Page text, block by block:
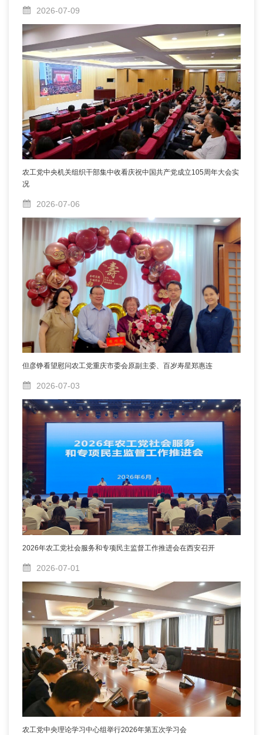
2026-07-09
农工党中央机关组织干部集中收看庆祝中国共产党成立105周年大会实
况
2026-07-06
但彦铮看望慰问农工党重庆市委会原副主委、百岁寿星郑惠连
2026-07-03
2026年农工党社会服务和专项民主监督工作推进会在西安召开
2026-07-01
农工党中央理论学习中心组举行2026年第五次学习会